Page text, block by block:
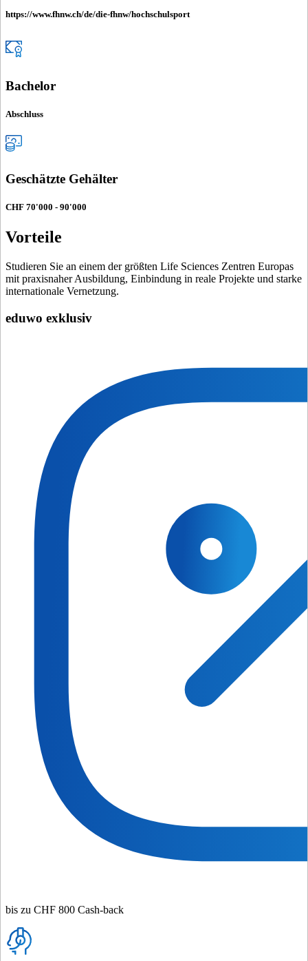
https://www.fhnw.ch/de/die-fhnw/hochschulsport
Bachelor
Abschluss
Geschätzte Gehälter
CHF 70'000 - 90'000
Vorteile
Studieren Sie an einem der größten Life Sciences Zentren Europas
mit praxisnaher Ausbildung, Einbindung in reale Projekte und starke
internationale Vernetzung.
eduwo exklusiv
bis zu CHF 800 Cash-back